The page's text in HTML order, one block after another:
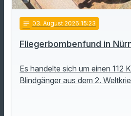
notes 03. August 2026 15:23
Fliegerbombenfund in
Es handelte sich um einen 112
Blindgänger aus dem 2.